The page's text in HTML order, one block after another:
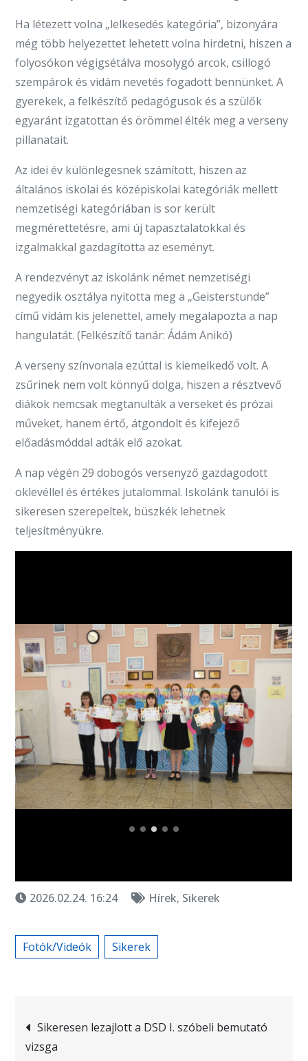
Ha létezett volna „lelkesedés kategória”, bizonyára
még több helyezettet lehetett volna hirdetni, hiszen a
folyosókon végigsétálva mosolygó arcok, csillogó
szempárok és vidám nevetés fogadott bennünket. A
gyerekek, a felkészítő pedagógusok és a szülők
egyaránt izgatottan és örömmel élték meg a verseny
pillanatait.
Az idei év különlegesnek számított, hiszen az
általános iskolai és középiskolai kategóriák mellett
nemzetiségi kategóriában is sor került
megmérettetésre, ami új tapasztalatokkal és
izgalmakkal gazdagította az eseményt.
A rendezvényt az iskolánk német nemzetiségi
negyedik osztálya nyitotta meg a „Geisterstunde”
című vidám kis jelenettel, amely megalapozta a nap
hangulatát. (Felkészítő tanár: Ádám Anikó)
A verseny színvonala ezúttal is kiemelkedő volt. A
zsűrinek nem volt könnyű dolga, hiszen a résztvevő
diákok nemcsak megtanulták a verseket és prózai
műveket, hanem értő, átgondolt és kifejező
előadásmóddal adták elő azokat.
A nap végén 29 dobogós versenyző gazdagodott
oklevéllel és értékes jutalommal. Iskolánk tanulói is
sikeresen szerepeltek, büszkék lehetnek
teljesítményükre.
2026.02.24. 16:24 Hírek, Sikerek
Fotók/Videók Sikerek
Bejegyzés
Sikeresen lezajlott a DSD I. szóbeli bemutató
vizsga